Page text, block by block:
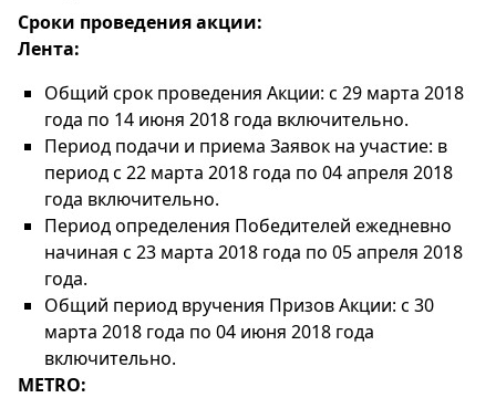
Сроки проведения акции:
Лента:
Общий срок проведения Акции: с 29 марта 2018
года по 14 июня 2018 года включительно.
Период подачи и приема Заявок на участие: в
период с 22 марта 2018 года по 04 апреля 2018
года включительно.
Период определения Победителей ежедневно
начиная с 23 марта 2018 года по 05 апреля 2018
года.
Общий период вручения Призов Акции: с 30
марта 2018 года по 04 июня 2018 года
включительно.
METRO: